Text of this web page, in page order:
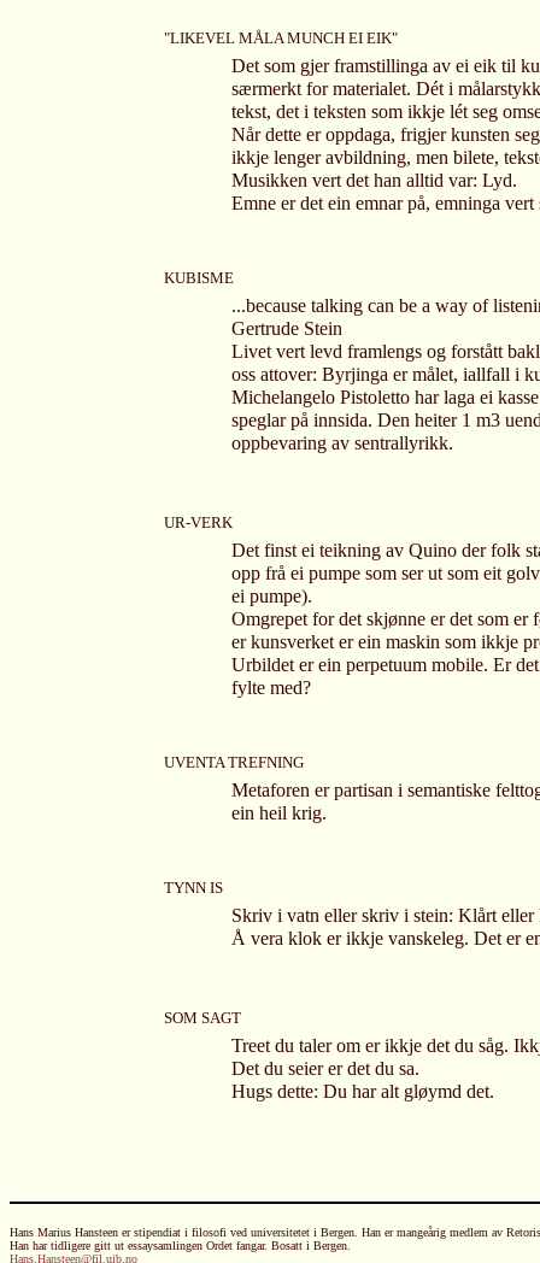
"LIKEVEL MÅLA MUNCH EI EIK"
Det som gjer framstillinga av ei eik til
særmerkt for materialet. Dét i
tekst, det i teksten som ikkje lét seg
Når dette er oppdaga, frigjer kunsten
ikkje lenger avbildning, men bilete,
Musikken vert det han alltid var: Lyd.
Emne er det ein emnar på, emninga
KUBISME
...because talking can be a way of
Gertrude Stein
Livet vert levd framlengs og forstått
oss attover: Byrjinga er målet, iallfall i
Michelangelo Pistoletto har laga ei
speglar på innsida. Den heiter 1 m3
oppbevaring av sentrallyrikk.
UR-VERK
Det finst ei teikning av Quino der folk
opp frå ei pumpe som ser ut som eit
ei pumpe).
Omgrepet for det skjønne er det som er
er kunsverket er ein maskin som ikkje
Urbildet er ein perpetuum mobile. Er
fylte med?
UVENTA TREFNING
Metaforen er partisan i semantiske
ein heil krig.
TYNN IS
Skriv i vatn eller skriv i stein: Klårt
Å vera klok er ikkje vanskeleg. Det er
SOM SAGT
Treet du taler om er ikkje det du såg.
Det du seier er det du sa.
Hugs dette: Du har alt gløymd det.
Hans Marius Hansteen er stipendiat i filosofi ved universitetet i Bergen. Han er mangeårig medlem av
Han har tidligere gitt ut essaysamlingen Ordet fangar. Bosatt i Bergen.
Hans.Hansteen@fil.uib.no